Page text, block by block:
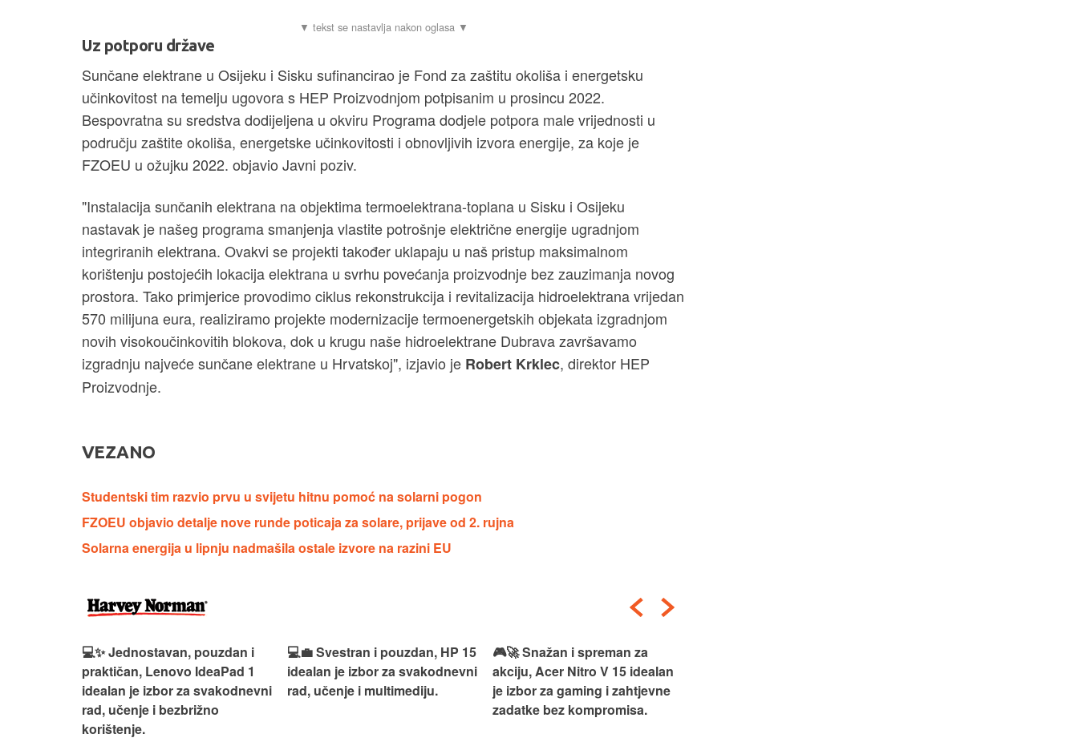
Uz potporu države
Sunčane elektrane u Osijeku i Sisku sufinancirao je Fond za zaštitu okoliša i energetsku
učinkovitost na temelju ugovora s HEP Proizvodnjom potpisanim u prosincu 2022.
Bespovratna su sredstva dodijeljena u okviru Programa dodjele potpora male vrijednosti u
području zaštite okoliša, energetske učinkovitosti i obnovljivih izvora energije, za koje je
FZOEU u ožujku 2022. objavio Javni poziv.
"Instalacija sunčanih elektrana na objektima termoelektrana-toplana u Sisku i Osijeku
nastavak je našeg programa smanjenja vlastite potrošnje električne energije ugradnjom
integriranih elektrana. Ovakvi se projekti također uklapaju u naš pristup maksimalnom
korištenju postojećih lokacija elektrana u svrhu povećanja proizvodnje bez zauzimanja novog
prostora. Tako primjerice provodimo ciklus rekonstrukcija i revitalizacija hidroelektrana vrijedan
570 milijuna eura, realiziramo projekte modernizacije termoenergetskih objekata izgradnjom
novih visokoučinkovitih blokova, dok u krugu naše hidroelektrane Dubrava završavamo
izgradnju najveće sunčane elektrane u Hrvatskoj", izjavio je Robert Krklec, direktor HEP
Proizvodnje.
VEZANO
Studentski tim razvio prvu u svijetu hitnu pomoć na solarni pogon
FZOEU objavio detalje nove runde poticaja za solare, prijave od 2. rujna
Solarna energija u lipnju nadmašila ostale izvore na razini EU
💻✨ Jednostavan, pouzdan i
praktičan, Lenovo IdeaPad 1
idealan je izbor za svakodnevni
rad, učenje i bezbrižno
korištenje.
💻💼 Svestran i pouzdan, HP 15
idealan je izbor za svakodnevni
rad, učenje i multimediju.
🎮🚀 Snažan i spreman za
akciju, Acer Nitro V 15 idealan
je izbor za gaming i zahtjevne
zadatke bez kompromisa.